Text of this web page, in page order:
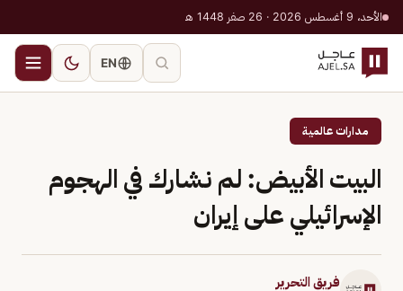
الأحد، 9 أغسطس 2026 · 26 صفر 1448 هـ
EN
مدارات عالمية
البيت الأبيض: لم نشارك في الهجوم
الإسرائيلي على إيران
فريق التحرير